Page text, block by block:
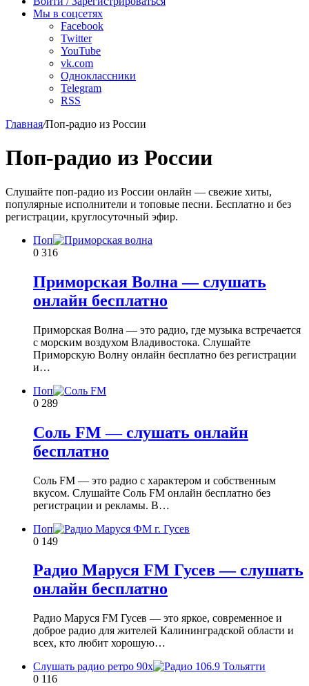
Мы в соцсетях
Facebook
Twitter
YouTube
vk.com
Одноклассники
Telegram
RSS
Главная/Поп-радио из России
Поп-радио из России
Слушайте поп-радио из России онлайн — свежие хиты,
популярные исполнители и топовые песни. Бесплатно и без
регистрации, круглосуточный эфир.
Поп
0 316
Приморская Волна — слушать
онлайн бесплатно
Приморская Волна — это радио, где музыка встречается
с морским воздухом Владивостока. Слушайте
Приморскую Волну онлайн бесплатно без регистрации
и…
Поп
0 289
Соль FM — слушать онлайн
бесплатно
Соль FM — это радио с характером и собственным
вкусом. Слушайте Соль FM онлайн бесплатно без
регистрации и рекламы. В…
Поп
0 149
Радио Маруся FM Гусев — слушать
онлайн бесплатно
Радио Маруся FM Гусев — это яркое, современное и
доброе радио для жителей Калининградской области и
всех, кто любит хорошую…
Слушать радио ретро 90х
0 116